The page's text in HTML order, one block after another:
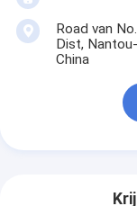
Road van
Dist,
China